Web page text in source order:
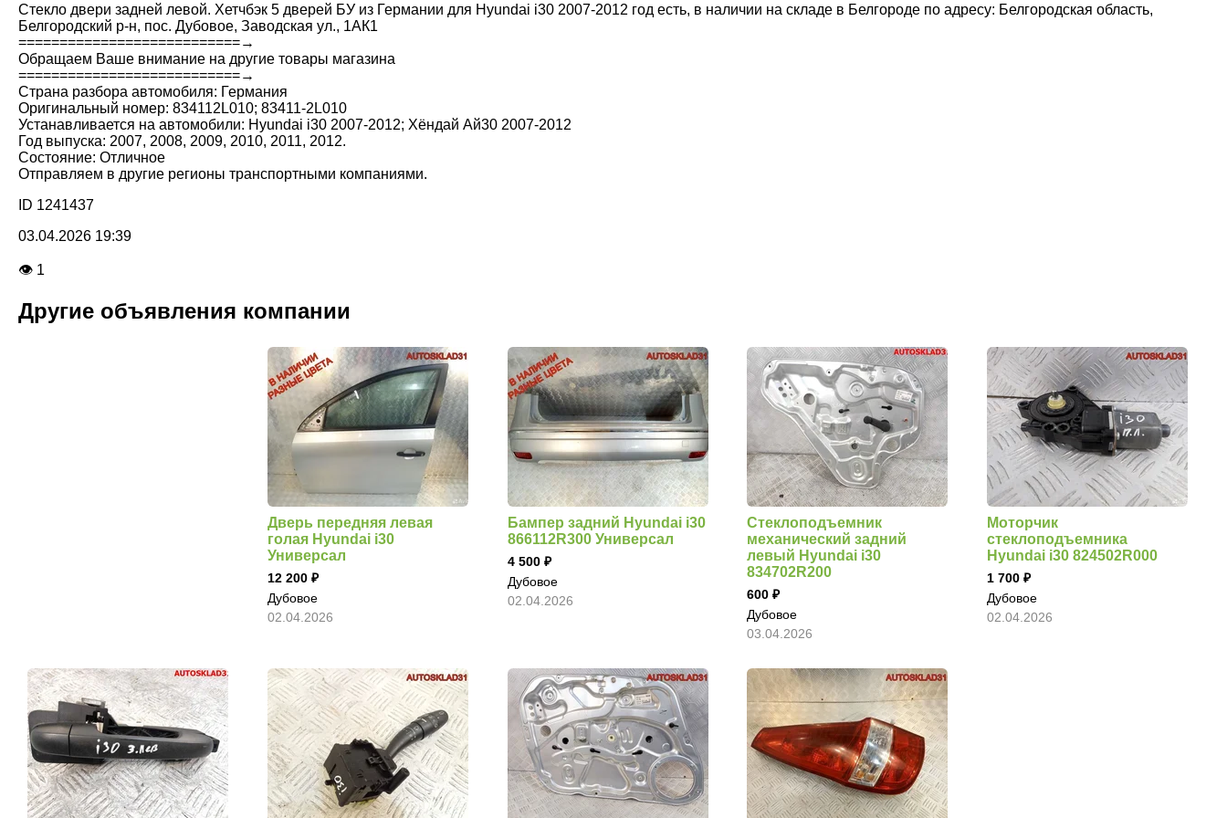
Стекло двери задней левой. Хетчбэк 5 дверей БУ из Германии для Hyundai i30 2007-2012 год есть, в наличии на складе в Белгороде по адресу: Белгородская область,
Белгородский р-н, пос. Дубовое, Заводская ул., 1АК1
===========================→
Обращаем Ваше внимание на другие товары магазина
===========================→
Страна разбора автомобиля: Германия
Оригинальный номер: 834112L010; 83411-2L010
Устанавливается на автомобили: Hyundai i30 2007-2012; Хёндай Ай30 2007-2012
Год выпуска: 2007, 2008, 2009, 2010, 2011, 2012.
Состояние: Отличное
Отправляем в другие регионы транспортными компаниями.
ID 1241437
03.04.2026 19:39
👁 1
Другие объявления компании
Дверь передняя левая
голая Hyundai i30
Универсал
12 200
Дубовое
02.04.2026
Бампер задний Hyundai i30
866112R300 Универсал
4 500
Дубовое
02.04.2026
Стеклоподъемник
механический задний
левый Hyundai i30
834702R200
600
Дубовое
03.04.2026
Моторчик
стеклоподъемника
Hyundai i30 824502R000
1 700
Дубовое
02.04.2026